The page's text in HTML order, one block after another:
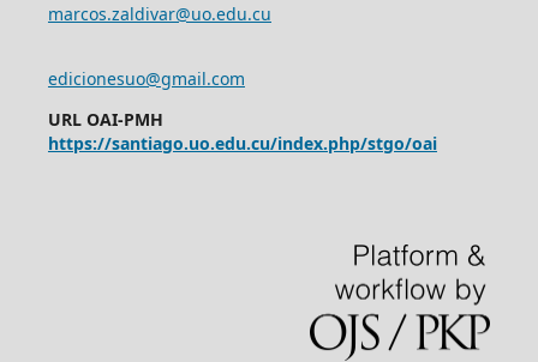
marcos.zaldivar@uo.edu.cu
edicionesuo@gmail.com
URL OAI-PMH
https://santiago.uo.edu.cu/index.php/stgo/oai